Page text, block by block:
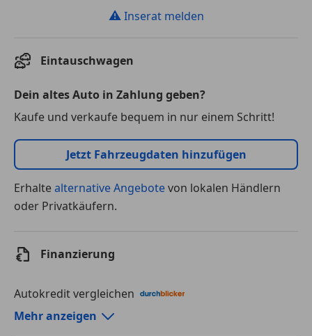
⚠ Inserat melden
Eintauschwagen
Dein altes Auto in Zahlung geben?
Kaufe und verkaufe bequem in nur einem Schritt!
Jetzt Fahrzeugdaten hinzufügen
Erhaltealternative Angebotevon lokalen Händlern
oder Privatkäufern.
Finanzierung
Autokredit vergleichen
Autokredit-Rechner von durchblicker.at
Mehr anzeigen